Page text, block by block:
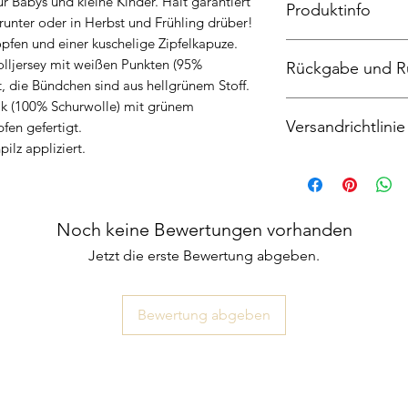
oder in Herbst und Frühling drüber!
und einer kuschelige Zipfelkapuze.
mit weißen Punkten (95%
die Bündchen sind aus hellgrünem Stoff.
(100% Schurwolle) mit grünem
gefertigt.
appliziert.
Produktinfo
Kapuzenfutter 95%
Rückgabe und
Sie haben das
an dem Sie oder
genommen haben
Um Ihr
Versandrichtlinie
ab Zahlung.
einer
mit der längsten
Noch keine Bewertungen vorhanden
Jetzt die erste Bewertung abgeben.
Bewertung abgeben